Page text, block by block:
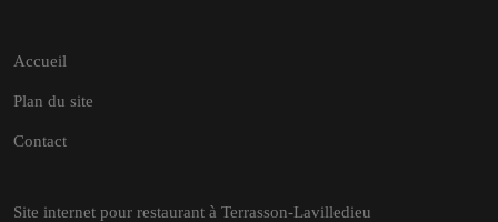
Accueil
Plan du site
Contact
Site internet pour restaurant à Terrasson-Lavilledieu